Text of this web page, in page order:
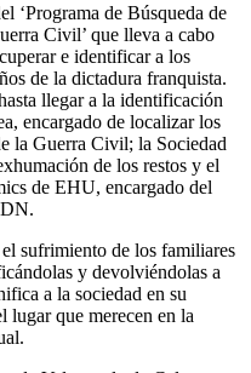
‘Programa de Búsqueda de
Civil’ que lleva a cabo
e identificar a los
de la dictadura franquista.
llegar a la identificación
encargado de localizar los
la Guerra Civil; la Sociedad
de los restos y el
de EHU, encargado del
sufrimiento de los familiares
y devolviéndolas a
a la sociedad en su
lugar que merecen en la